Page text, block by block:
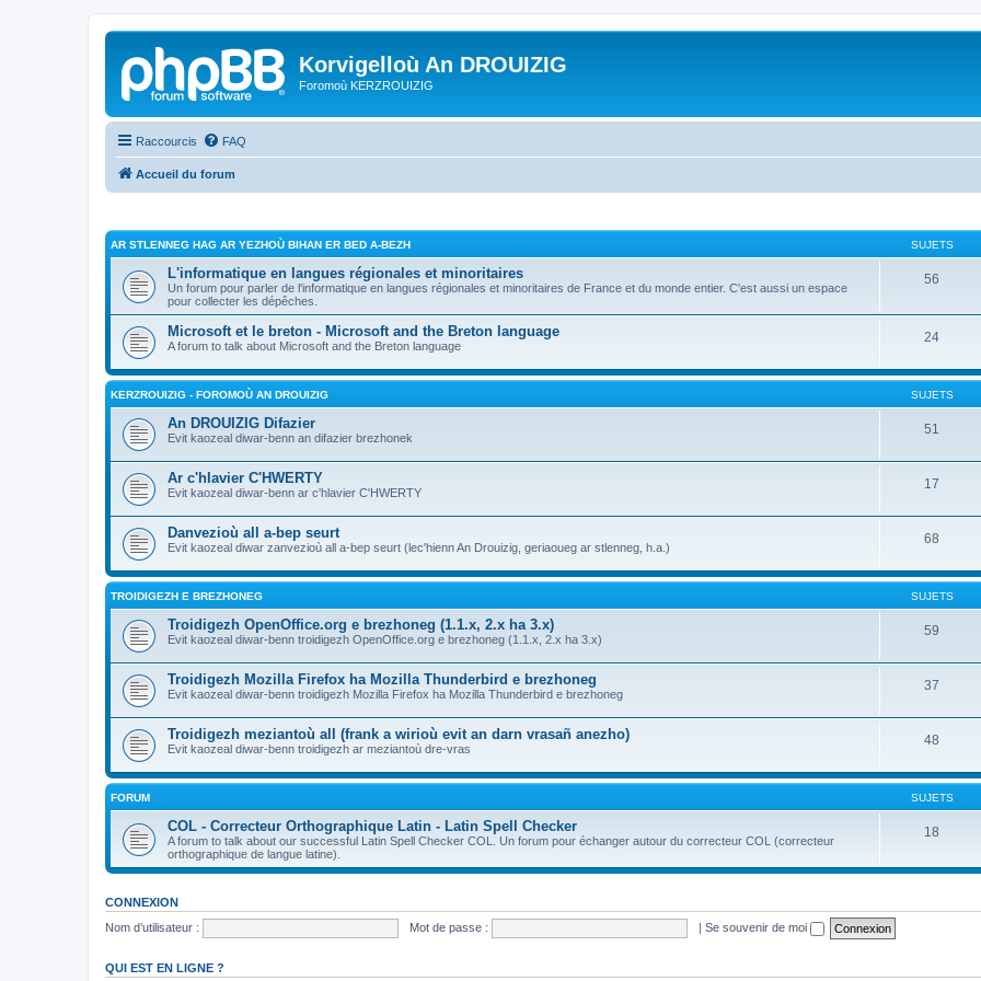
Korvigelloù An DROUIZIG
Foromoù KERZROUIZIG
Raccourcis FAQ
Accueil du forum
AR STLENNEG HAG AR YEZHOÙ BIHAN ER BED A-BEZH SUJETS
L'informatique en langues régionales et minoritaires
Un forum pour parler de l'informatique en langues régionales et minoritaires de France et du monde entier. C'est aussi un espace
pour collecter les dépêches.
56
Microsoft et le breton - Microsoft and the Breton language
A forum to talk about Microsoft and the Breton language
24
KERZROUIZIG - FOROMOÙ AN DROUIZIG SUJETS
An DROUIZIG Difazier
Evit kaozeal diwar-benn an difazier brezhonek
51
Ar c'hlavier C'HWERTY
Evit kaozeal diwar-benn ar c'hlavier C'HWERTY
17
Danvezioù all a-bep seurt
Evit kaozeal diwar zanvezioù all a-bep seurt (lec'hienn An Drouizig, geriaoueg ar stlenneg, h.a.)
68
TROIDIGEZH E BREZHONEG SUJETS
Troidigezh OpenOffice.org e brezhoneg (1.1.x, 2.x ha 3.x)
Evit kaozeal diwar-benn troidigezh OpenOffice.org e brezhoneg (1.1.x, 2.x ha 3.x)
59
Troidigezh Mozilla Firefox ha Mozilla Thunderbird e brezhoneg
Evit kaozeal diwar-benn troidigezh Mozilla Firefox ha Mozilla Thunderbird e brezhoneg
37
Troidigezh meziantoù all (frank a wirioù evit an darn vrasañ anezho)
Evit kaozeal diwar-benn troidigezh ar meziantoù dre-vras
48
FORUM SUJETS
COL - Correcteur Orthographique Latin - Latin Spell Checker
A forum to talk about our successful Latin Spell Checker COL. Un forum pour échanger autour du correcteur COL (correcteur
orthographique de langue latine).
18
CONNEXION
Nom d’utilisateur :
Mot de passe : | Se souvenir de moi
QUI EST EN LIGNE ?